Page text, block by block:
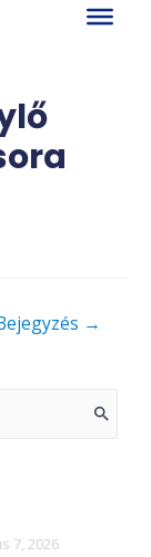
→
7, 2026